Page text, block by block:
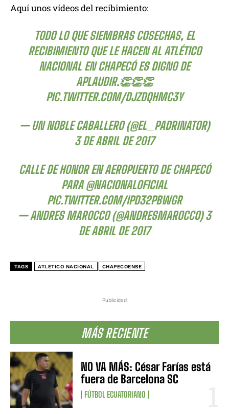
Publicidad
MÁS RECIENTE
NO VA MÁS: César Farías está
fuera de Barcelona SC
FÚTBOL ECUATORIANO
Aquí unos vídeos del recibimiento:
TODO LO QUE SIEMBRAS COSECHAS, EL
RECIBIMIENTO QUE LE HACEN AL ATLÉTICO
NACIONAL EN CHAPECÓ ES DIGNO DE
APLAUDIR.👏👏👏
PIC.TWITTER.COM/DJZDQHMC3Y
— UN NOBLE CABALLERO (@EL_PADRINATOR)
3 DE ABRIL DE 2017
CALLE DE HONOR EN AEROPUERTO DE CHAPECÓ
PARA@NACIONALOFICIAL
PIC.TWITTER.COM/IPD32PBWGR
— ANDRES MAROCCO (@ANDRESMAROCCO)3
DE ABRIL DE 2017
TAGS ATLETICO NACIONAL CHAPECOENSE